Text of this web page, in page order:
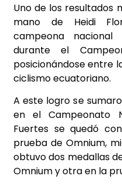
Uno de los resultados
mano de Heidi
campeona
durante el
posicionándose entre
ciclismo ecuatoriano.
A este logro se
en el Campeonato
Fuertes se quedó
prueba de Omnium,
obtuvo dos medallas
Omnium y otra en la